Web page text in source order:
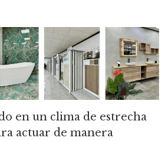
en un clima de estrecha
actuar de manera